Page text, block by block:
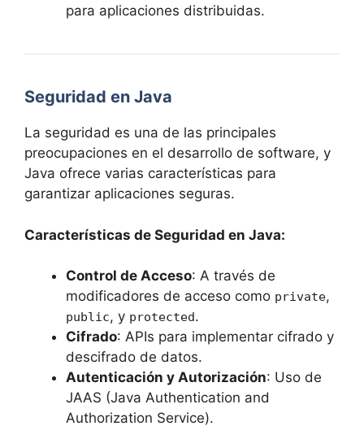
para aplicaciones distribuidas.
Seguridad en Java
La seguridad es una de las principales
preocupaciones en el desarrollo de software, y
Java ofrece varias características para
garantizar aplicaciones seguras.
Características de Seguridad en Java:
Control de Acceso: A través de
modificadores de acceso como private,
public, y protected.
Cifrado: APIs para implementar cifrado y
descifrado de datos.
Autenticación y Autorización: Uso de
JAAS (Java Authentication and
Authorization Service).